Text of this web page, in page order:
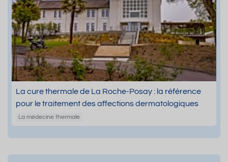
La cure thermale de La Roche-Posay : la référence
pour le traitement des affections dermatologiques
La médecine thermale